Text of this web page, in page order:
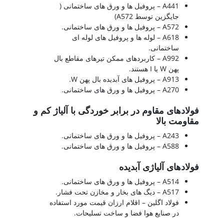
A441 – پروفیل ها و ورق های ساختمانی (
جایگزین توسط A572)
A572 – پروفیل ها و ورق های ساختمانی.
A618 – لوله ها و پروفیل های لوله ای
ساختمانی.
A992 – کاربردهای ممکن تیرهای مقاطع بال
پهن W یا I هستند.
A913 – پروفیل های آبدیده بال پهن W.
A270 – پروفیل ها و ورق های ساختمانی.
فولادهای مقاوم در برابر خوردگی با آلیاژ کم و
مقاومت بالا
A243 – پروفیل ها و ورق های ساختمانی.
A588 – پروفیل ها و ورق های ساختمانی.
فولادهای آلیاژی آبدیده
A514 – پروفیل ها و ورق های ساختمانی.
A517 – دیگ های بخار و مخازن تحت فشار.
فولاد اگلین – اقلام ارزان قیمت مورد استفاده
در صنایع هوا فضا و ساخت تسلیحات.